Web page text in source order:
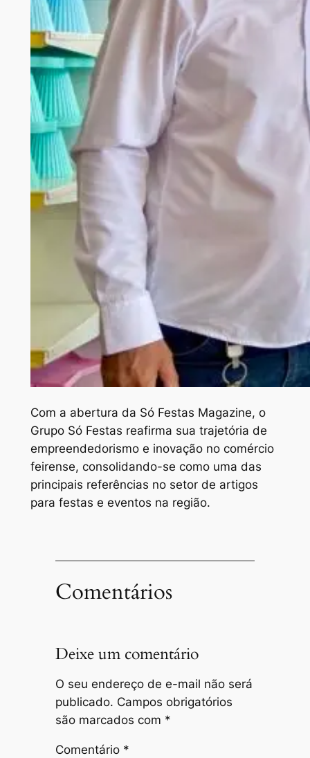
Com a abertura da Só Festas Magazine, o
Grupo Só Festas reafirma sua trajetória de
empreendedorismo e inovação no comércio
feirense, consolidando-se como uma das
principais referências no setor de artigos
para festas e eventos na região.
Comentários
Deixe um comentário
O seu endereço de e-mail não será
publicado. Campos obrigatórios
são marcados com *
Comentário *